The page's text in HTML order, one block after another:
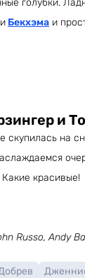
голубки.
и Бекхэма и
и
скупилась на
Какие красивые!
Russo, Andy